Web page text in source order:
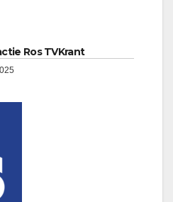
Ros TVKrant